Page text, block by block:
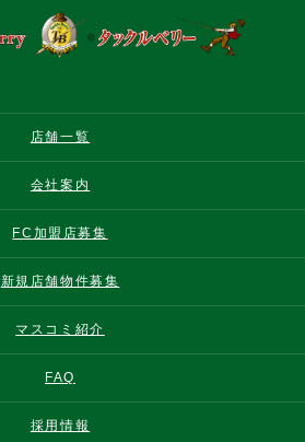
店舗一覧
会社案内
FC加盟店募集
新規店舗物件募集
マスコミ紹介
FAQ
採用情報